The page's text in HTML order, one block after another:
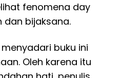
fenomena day
dan bijaksana.
buku ini
Oleh karena itu